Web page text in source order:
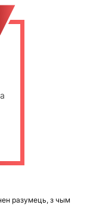
разумець, з чым